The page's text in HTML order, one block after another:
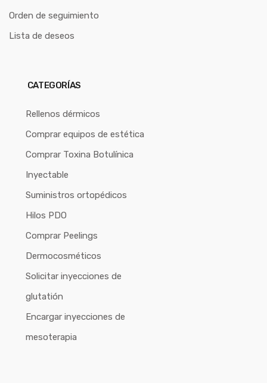
Orden de seguimiento
Lista de deseos
CATEGORÍAS
Rellenos dérmicos
Comprar equipos de estética
Comprar Toxina Botulínica
Inyectable
Suministros ortopédicos
Hilos PDO
Comprar Peelings
Dermocosméticos
Solicitar inyecciones de
glutatión
Encargar inyecciones de
mesoterapia